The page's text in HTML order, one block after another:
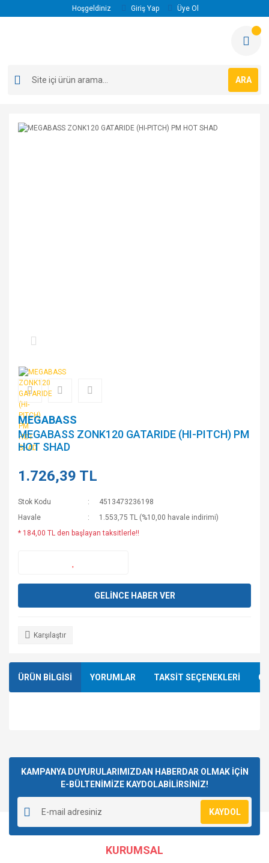
Hoşgeldiniz Giriş Yap Üye Ol
ARA
MEGABASS
MEGABASS ZONK120 GATARIDE (HI-PITCH) PM
HOT SHAD
1.726,39 TL
Stok Kodu
4513473236198
Havale
1.553,75 TL (%10,00 havale indirimi)
* 184,00 TL den başlayan taksitlerle!!
GELİNCE HABER VER
Karşılaştır
ÜRÜN BİLGİSİ YORUMLAR TAKSİT SEÇENEKLERİ
Yorum Yaz
kullanarak tarafımıza iletebilirsiniz.
Görüş ve önerileriniz için teşekkür ederiz.
Ürün resmi kalitesiz, bozuk veya görüntülenemiyor.
Ürün açıklamasında eksik bilgiler bulunuyor.
Ürün bilgilerinde hatalar bulunuyor.
Ürün fiyatı diğer sitelerden daha pahalı.
KAMPANYA DUYURULARIMIZDAN HABERDAR OLMAK İÇİN
E-BÜLTENİMİZE KAYDOLABİLİRSİNİZ!
KAYDOL
KURUMSAL